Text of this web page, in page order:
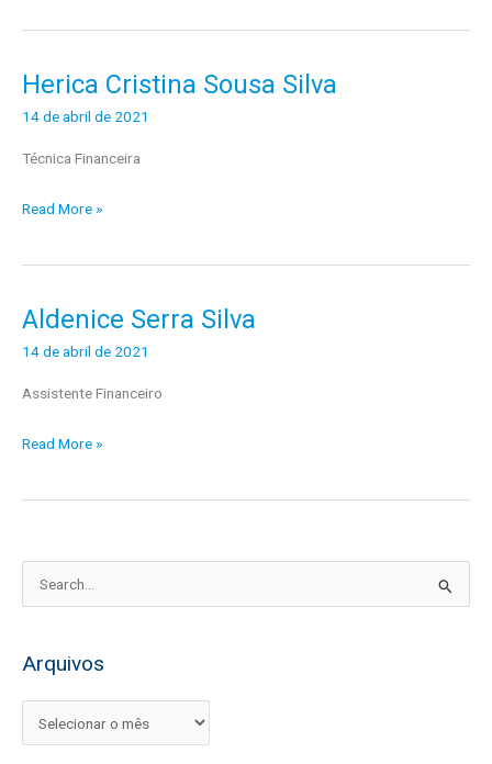
Herica Cristina Sousa Silva
14 de abril de 2021
Técnica Financeira
Herica
Cristina
Silva
Read More »
Aldenice Serra Silva
14 de abril de 2021
Assistente Financeiro
Aldenice
Serra
Read More »
u
Arquivos